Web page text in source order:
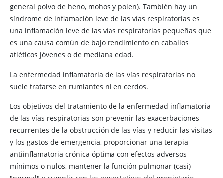
general polvo de heno, mohos y polen). También hay un
síndrome de inflamación leve de las vías respiratorias es
una inflamación leve de las vías respiratorias pequeñas que
es una causa común de bajo rendimiento en caballos
atléticos jóvenes o de mediana edad.
La enfermedad inflamatoria de las vías respiratorias no
suele tratarse en rumiantes ni en cerdos.
Los objetivos del tratamiento de la enfermedad inflamatoria
de las vías respiratorias son prevenir las exacerbaciones
recurrentes de la obstrucción de las vías y reducir las visitas
y los gastos de emergencia, proporcionar una terapia
antiinflamatoria crónica óptima con efectos adversos
mínimos o nulos, mantener la función pulmonar (casi)